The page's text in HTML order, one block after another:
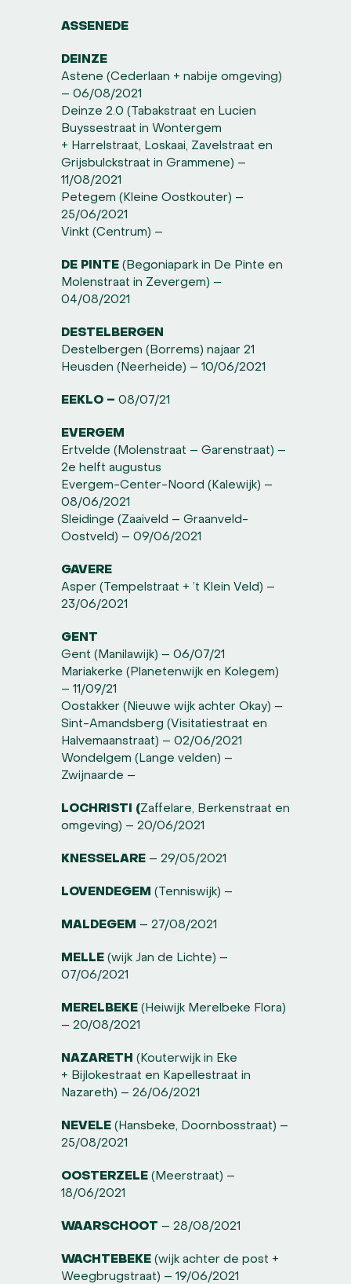
ASSENEDE
DEINZE
Astene (Cederlaan + nabije omgeving)
– 06/08/2021
Deinze 2.0 (Tabakstraat en Lucien
Buyssestraat in Wontergem
+ Harrelstraat, Loskaai, Zavelstraat en
Grijsbulckstraat in Grammene) –
11/08/2021
Petegem (Kleine Oostkouter) –
25/06/2021
Vinkt (Centrum) –
DE PINTE(Begoniapark in De Pinte en
Molenstraat in Zevergem) –
04/08/2021
DESTELBERGEN
Destelbergen (Borrems) najaar 21
Heusden (Neerheide) – 10/06/2021
EEKLO – 08/07/21
EVERGEM
Ertvelde (Molenstraat – Garenstraat) –
2e helft augustus
Evergem-Center-Noord (Kalewijk) –
08/06/2021
Sleidinge (Zaaiveld – Graanveld-
Oostveld) – 09/06/2021
GAVERE
Asper (Tempelstraat + ’t Klein Veld) –
23/06/2021
GENT
Gent (Manilawijk) – 06/07/21
Mariakerke (Planetenwijk en Kolegem)
– 11/09/21
Oostakker (Nieuwe wijk achter Okay) –
Sint-Amandsberg (Visitatiestraat en
Halvemaanstraat) – 02/06/2021
Wondelgem (Lange velden) –
Zwijnaarde –
LOCHRISTI (Zaffelare, Berkenstraat en
omgeving) – 20/06/2021
KNESSELARE– 29/05/2021
LOVENDEGEM (Tenniswijk) –
MALDEGEM – 27/08/2021
MELLE(wijk Jan de Lichte) –
07/06/2021
MERELBEKE(Heiwijk Merelbeke Flora)
– 20/08/2021
NAZARETH (Kouterwijk in Eke
+ Bijlokestraat en Kapellestraat in
Nazareth) – 26/06/2021
NEVELE (Hansbeke, Doornbosstraat) –
25/08/2021
OOSTERZELE(Meerstraat) –
18/06/2021
WAARSCHOOT – 28/08/2021
WACHTEBEKE(wijk achter de post +
Weegbrugstraat) – 19/06/2021